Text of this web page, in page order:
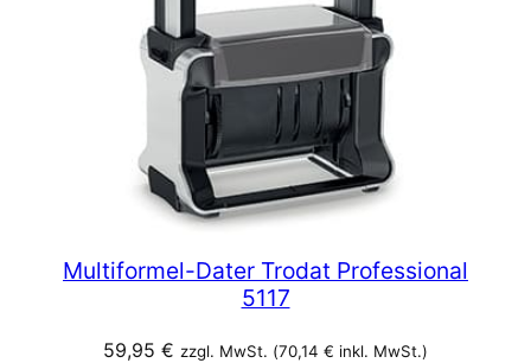
Multiformel-Dater Trodat Professional
5117
59,95 € zzgl. MwSt. (70,14 € inkl. MwSt.)